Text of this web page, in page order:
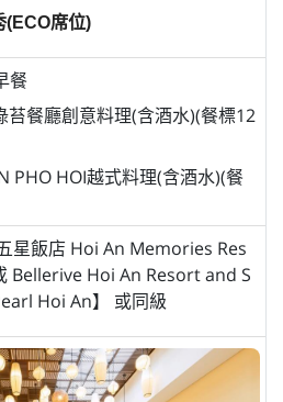
席位)
餐
苔餐廳創意料理(含酒水)(餐標12
PHO HOI越式料理(含酒水)(餐
星飯店 Hoi An Memories Res
Bellerive Hoi An Resort and S
Hoi An】 或同級